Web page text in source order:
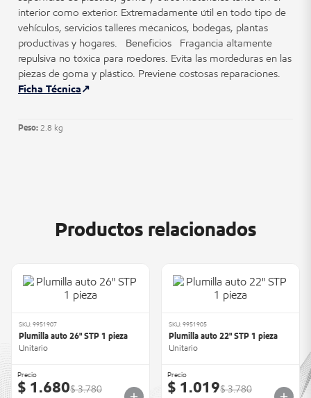
interior como exterior. Extremadamente útil en todo tipo de
vehículos, servicios talleres mécanicos, bodegas, plantas
productivas y hogares. Beneficios Fragancia altamente
repulsiva no tóxica para roedores. Evita las mordeduras en las
piezas de goma y plástico. Previene costosas reparaciones.
Ficha Técnica
Peso: 2.8 kg
Productos relacionados
SKU: 9951907
Plumilla auto 26" STP 1 pieza
Unitario
Precio
$ 1.680$ 3.780
SKU: 9951905
Plumilla auto 22" STP 1 pieza
Unitario
Precio
$ 1.019$ 3.780